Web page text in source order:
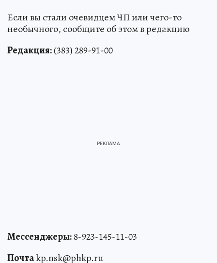
Если вы стали очевидцем ЧП или чего-то
необычного, сообщите об этом в редакцию
Редакция:(383) 289-91-00
Мессенджеры:8-923-145-11-03
Почтаkp.nsk@phkp.ru